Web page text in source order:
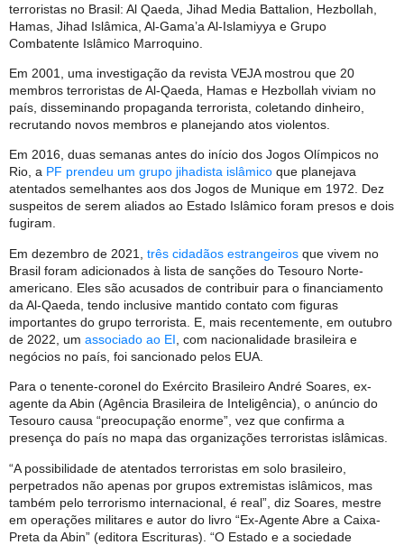
terroristas no Brasil: Al Qaeda, Jihad Media Battalion, Hezbollah,
Hamas, Jihad Islâmica, Al-Gama’a Al-Islamiyya e Grupo
Combatente Islâmico Marroquino.
Em 2001, uma investigação da revista VEJA mostrou que 20
membros terroristas de Al-Qaeda, Hamas e Hezbollah viviam no
país, disseminando propaganda terrorista, coletando dinheiro,
recrutando novos membros e planejando atos violentos.
Em 2016, duas semanas antes do início dos Jogos Olímpicos no
Rio, a PF prendeu um grupo jihadista islâmico que planejava
atentados semelhantes aos dos Jogos de Munique em 1972. Dez
suspeitos de serem aliados ao Estado Islâmico foram presos e dois
fugiram.
Em dezembro de 2021, três cidadãos estrangeiros que vivem no
Brasil foram adicionados à lista de sanções do Tesouro Norte-
americano. Eles são acusados de contribuir para o financiamento
da Al-Qaeda, tendo inclusive mantido contato com figuras
importantes do grupo terrorista. E, mais recentemente, em outubro
de 2022, um associado ao EI , com nacionalidade brasileira e
negócios no país, foi sancionado pelos EUA.
Para o tenente-coronel do Exército Brasileiro André Soares, ex-
agente da Abin (Agência Brasileira de Inteligência), o anúncio do
Tesouro causa “preocupação enorme”, vez que confirma a
presença do país no mapa das organizações terroristas islâmicas.
“A possibilidade de atentados terroristas em solo brasileiro,
perpetrados não apenas por grupos extremistas islâmicos, mas
também pelo terrorismo internacional, é real”, diz Soares, mestre
em operações militares e autor do livro “Ex-Agente Abre a Caixa-
Preta da Abin” (editora Escrituras). “O Estado e a sociedade